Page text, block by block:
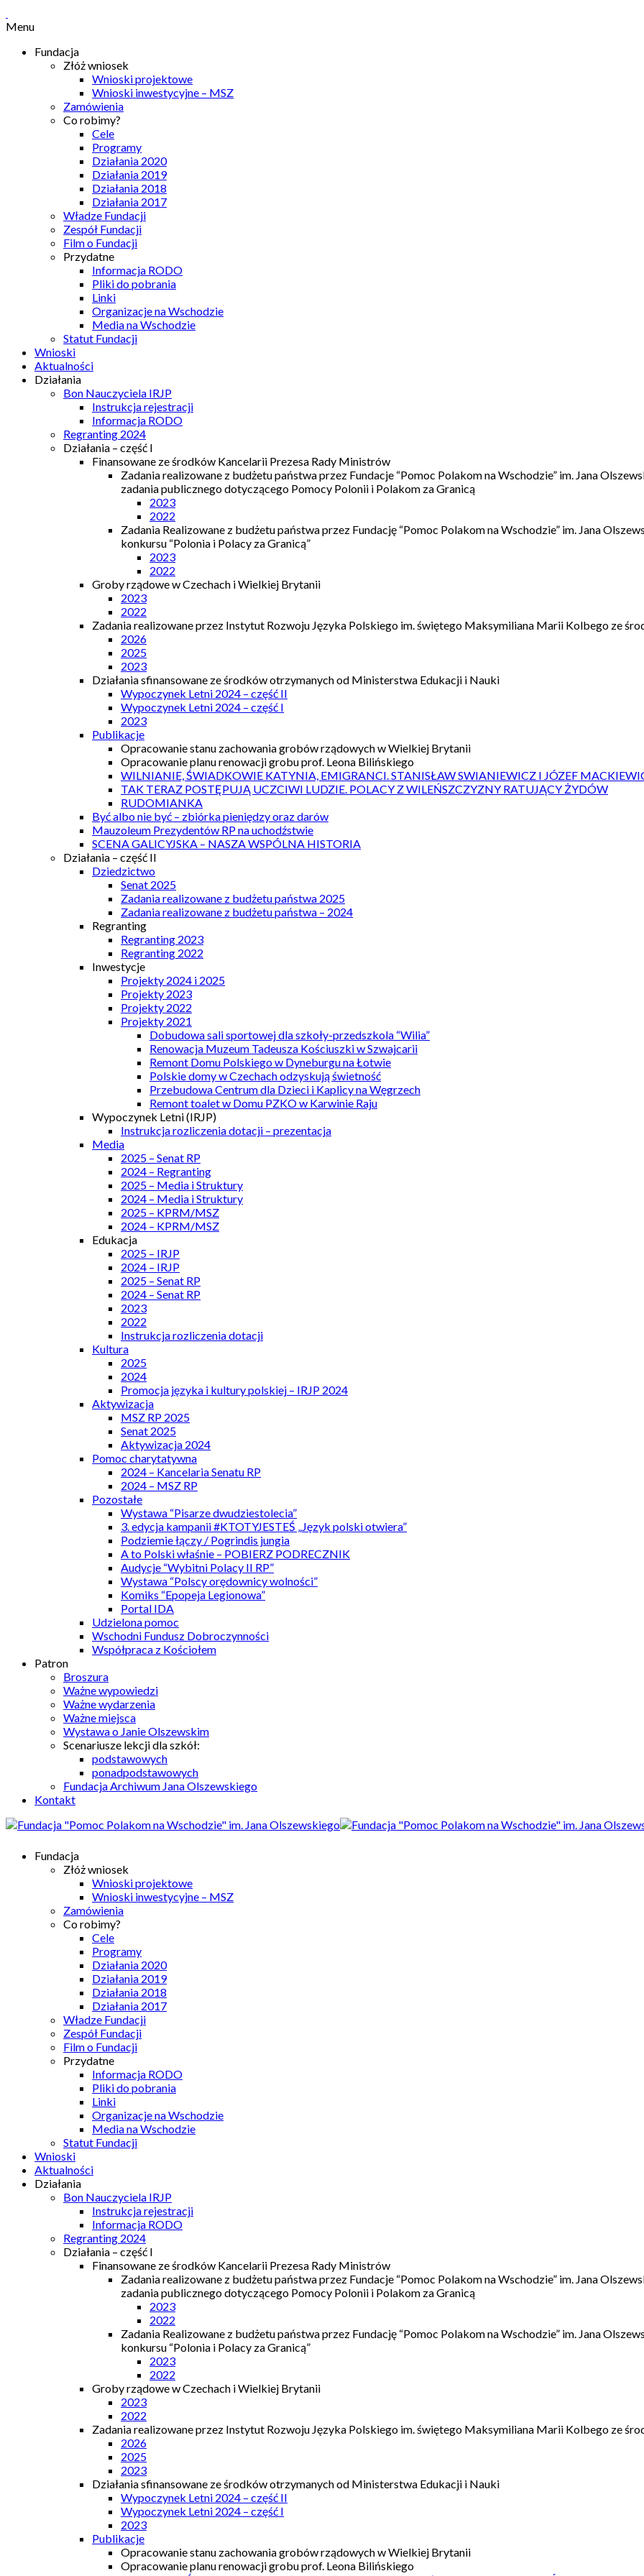
Menu
Fundacja
Złóż wniosek
Wnioski projektowe
Wnioski inwestycyjne – MSZ
Zamówienia
Co robimy?
Cele
Programy
Działania 2020
Działania 2019
Działania 2018
Działania 2017
Władze Fundacji
Zespół Fundacji
Film o Fundacji
Przydatne
Informacja RODO
Pliki do pobrania
Linki
Organizacje na Wschodzie
Media na Wschodzie
Statut Fundacji
Wnioski
Aktualności
Działania
Bon Nauczyciela IRJP
Instrukcja rejestracji
Informacja RODO
Regranting 2024
Działania – część I
Finansowane ze środków Kancelarii Prezesa Rady Ministrów
Zadania realizowane z budżetu państwa przez Fundacje “Pomoc Polakom na Wschodzie” im. Jana
zadania publicznego dotyczącego Pomocy Polonii i Polakom za Granicą
2023
2022
Zadania Realizowane z budżetu państwa przez Fundację “Pomoc Polakom na Wschodzie” im. Jana
konkursu “Polonia i Polacy za Granicą”
2023
2022
Groby rządowe w Czechach i Wielkiej Brytanii
2023
2022
Zadania realizowane przez Instytut Rozwoju Języka Polskiego im. świętego Maksymiliana Marii Kolbego ze
2026
2025
2023
Działania sfinansowane ze środków otrzymanych od Ministerstwa Edukacji i Nauki
Wypoczynek Letni 2024 – część II
Wypoczynek Letni 2024 – część I
2023
Publikacje
Opracowanie stanu zachowania grobów rządowych w Wielkiej Brytanii
Opracowanie planu renowacji grobu prof. Leona Bilińskiego
WILNIANIE, ŚWIADKOWIE KATYNIA, EMIGRANCI. STANISŁAW SWIANIEWICZ I JÓZEF
TAK TERAZ POSTĘPUJĄ UCZCIWI LUDZIE. POLACY Z WILEŃSZCZYZNY RATUJĄCY ŻYDÓW
RUDOMIANKA
Być albo nie być – zbiórka pieniędzy oraz darów
Mauzoleum Prezydentów RP na uchodźstwie
SCENA GALICYJSKA – NASZA WSPÓLNA HISTORIA
Działania – część II
Dziedzictwo
Senat 2025
Zadania realizowane z budżetu państwa 2025
Zadania realizowane z budżetu państwa – 2024
Regranting
Regranting 2023
Regranting 2022
Inwestycje
Projekty 2024 i 2025
Projekty 2023
Projekty 2022
Projekty 2021
Dobudowa sali sportowej dla szkoły-przedszkola “Wilia”
Renowacja Muzeum Tadeusza Kościuszki w Szwajcarii
Remont Domu Polskiego w Dyneburgu na Łotwie
Polskie domy w Czechach odzyskują świetność
Przebudowa Centrum dla Dzieci i Kaplicy na Węgrzech
Remont toalet w Domu PZKO w Karwinie Raju
Wypoczynek Letni (IRJP)
Instrukcja rozliczenia dotacji – prezentacja
Media
2025 – Senat RP
2024 – Regranting
2025 – Media i Struktury
2024 – Media i Struktury
2025 – KPRM/MSZ
2024 – KPRM/MSZ
Edukacja
2025 – IRJP
2024 – IRJP
2025 – Senat RP
2024 – Senat RP
2023
2022
Instrukcja rozliczenia dotacji
Kultura
2025
2024
Promocja języka i kultury polskiej – IRJP 2024
Aktywizacja
MSZ RP 2025
Senat 2025
Aktywizacja 2024
Pomoc charytatywna
2024 – Kancelaria Senatu RP
2024 – MSZ RP
Pozostałe
Wystawa “Pisarze dwudziestolecia”
3. edycja kampanii #KTOTYJESTEŚ „Język polski otwiera”
Podziemie łączy / Pogrindis jungia
A to Polski właśnie – POBIERZ PODRECZNIK
Audycje “Wybitni Polacy II RP”
Wystawa “Polscy orędownicy wolności”
Komiks “Epopeja Legionowa”
Portal IDA
Udzielona pomoc
Wschodni Fundusz Dobroczynności
Współpraca z Kościołem
Patron
Broszura
Ważne wypowiedzi
Ważne wydarzenia
Ważne miejsca
Wystawa o Janie Olszewskim
Scenariusze lekcji dla szkół:
podstawowych
ponadpodstawowych
Fundacja Archiwum Jana Olszewskiego
Kontakt
Fundacja
Złóż wniosek
Wnioski projektowe
Wnioski inwestycyjne – MSZ
Zamówienia
Co robimy?
Cele
Programy
Działania 2020
Działania 2019
Działania 2018
Działania 2017
Władze Fundacji
Zespół Fundacji
Film o Fundacji
Przydatne
Informacja RODO
Pliki do pobrania
Linki
Organizacje na Wschodzie
Media na Wschodzie
Statut Fundacji
Wnioski
Aktualności
Działania
Bon Nauczyciela IRJP
Instrukcja rejestracji
Informacja RODO
Regranting 2024
Działania – część I
Finansowane ze środków Kancelarii Prezesa Rady Ministrów
Zadania realizowane z budżetu państwa przez Fundacje “Pomoc Polakom na Wschodzie” im. Jana
zadania publicznego dotyczącego Pomocy Polonii i Polakom za Granicą
2023
2022
Zadania Realizowane z budżetu państwa przez Fundację “Pomoc Polakom na Wschodzie” im. Jana
konkursu “Polonia i Polacy za Granicą”
2023
2022
Groby rządowe w Czechach i Wielkiej Brytanii
2023
2022
Zadania realizowane przez Instytut Rozwoju Języka Polskiego im. świętego Maksymiliana Marii Kolbego ze
2026
2025
2023
Działania sfinansowane ze środków otrzymanych od Ministerstwa Edukacji i Nauki
Wypoczynek Letni 2024 – część II
Wypoczynek Letni 2024 – część I
2023
Publikacje
Opracowanie stanu zachowania grobów rządowych w Wielkiej Brytanii
Opracowanie planu renowacji grobu prof. Leona Bilińskiego